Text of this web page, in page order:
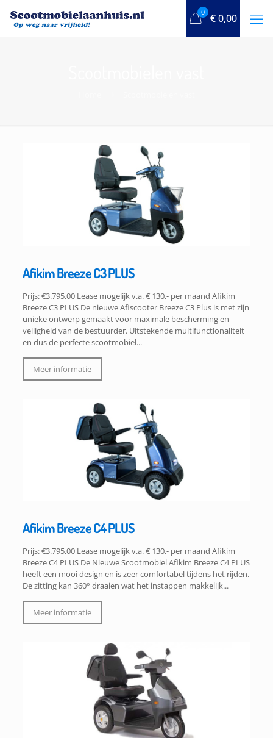
0 €0,00
Afikim Breeze C3 PLUS
Prijs: €3.795,00 Lease mogelijk v.a. € 130,- per maand Afikim
Breeze C3 PLUS De nieuwe Afiscooter Breeze C3 Plus is met zijn
unieke ontwerp gemaakt voor maximale bescherming en
veiligheid van de bestuurder. Uitstekende multifunctionaliteit
en dus de perfecte scootmobiel...
Meer informatie
Afikim Breeze C4 PLUS
Prijs: €3.795,00 Lease mogelijk v.a. € 130,- per maand Afikim
Breeze C4 PLUS De Nieuwe Scootmobiel Afikim Breeze C4 PLUS
heeft een mooi design en is zeer comfortabel tijdens het rijden.
De zitting kan 360° draaien wat het instappen makkelijk...
Meer informatie